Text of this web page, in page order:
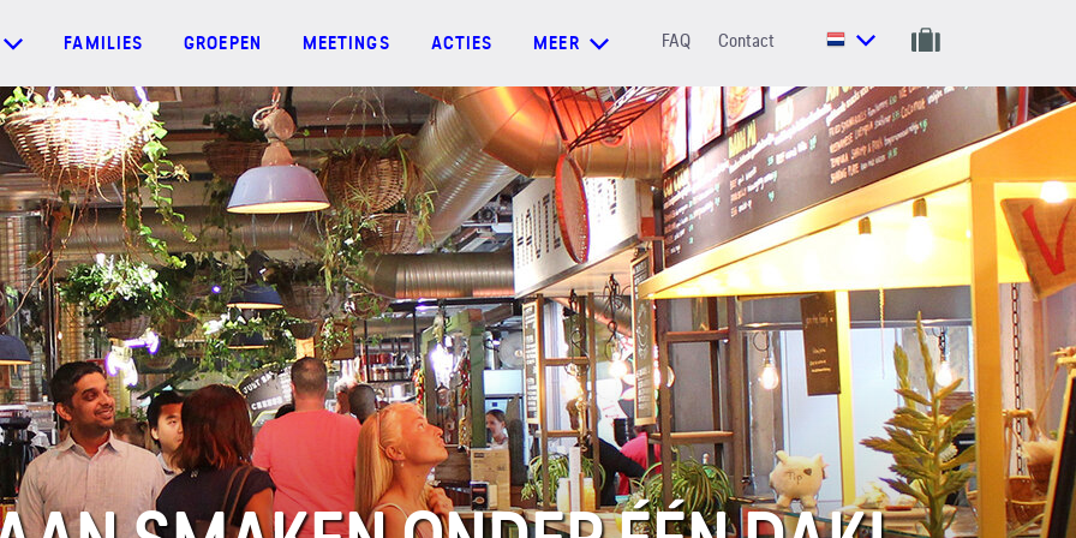
FAMILIES GROEPEN MEETINGS ACTIES MEER FAQ Contact